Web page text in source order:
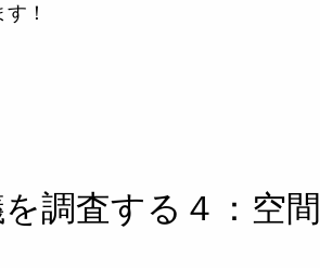
！
調査する４：空間